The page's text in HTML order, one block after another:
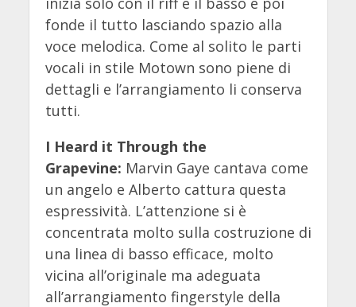
fonde il tutto lasciando spazio alla
voce melodica. Come al solito le parti
vocali in stile Motown sono piene di
dettagli e l’arrangiamento li conserva
tutti.
I Heard it Through the
Grapevine: Marvin Gaye cantava come
un angelo e Alberto cattura questa
espressività. L’attenzione si è
concentrata molto sulla costruzione di
una linea di basso efficace, molto
vicina all’originale ma adeguata
all’arrangiamento fingerstyle della